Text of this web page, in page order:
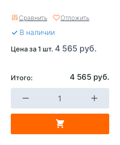
Сравнить Отложить
В наличии
Цена за 1 шт. 4 565 руб.
Итого: 4 565 руб.